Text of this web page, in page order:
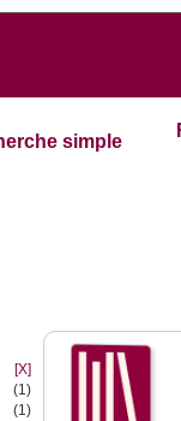
simple
[X]
(1)
(1)